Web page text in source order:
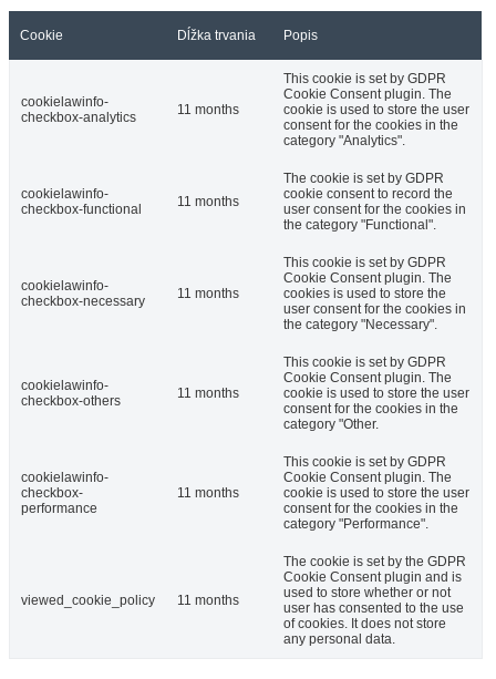
Cookie Dĺžka trvania Popis
cookielawinfo-
checkbox-analytics
11 months
This cookie is set by GDPR
Cookie Consent plugin. The
cookie is used to store the user
consent for the cookies in the
category "Analytics".
cookielawinfo-
checkbox-functional
11 months
The cookie is set by GDPR
cookie consent to record the
user consent for the cookies in
the category "Functional".
cookielawinfo-
checkbox-necessary
11 months
This cookie is set by GDPR
Cookie Consent plugin. The
cookies is used to store the
user consent for the cookies in
the category "Necessary".
cookielawinfo-
checkbox-others
11 months
This cookie is set by GDPR
Cookie Consent plugin. The
cookie is used to store the user
consent for the cookies in the
category "Other.
cookielawinfo-
checkbox-
performance
11 months
This cookie is set by GDPR
Cookie Consent plugin. The
cookie is used to store the user
consent for the cookies in the
category "Performance".
viewed_cookie_policy 11 months
The cookie is set by the GDPR
Cookie Consent plugin and is
used to store whether or not
user has consented to the use
of cookies. It does not store
any personal data.